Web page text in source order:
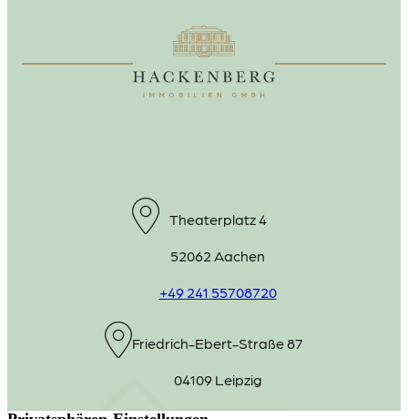
Theaterplatz 4
52062 Aachen
+49 241 55708720
Friedrich-Ebert-Straße 87
04109 Leipzig